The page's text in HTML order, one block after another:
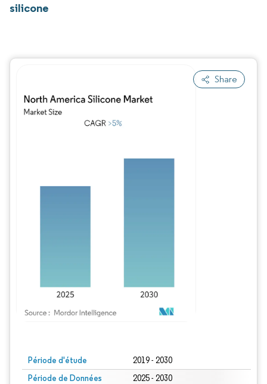
silicone
Share
Période d'étude 2019 - 2030
Période de Données
2025 - 2030